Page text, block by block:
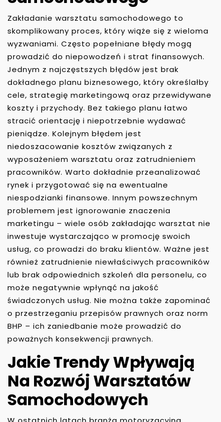
Zakładanie warsztatu samochodowego to
skomplikowany proces, który wiąże się z wieloma
wyzwaniami. Często popełniane błędy mogą
prowadzić do niepowodzeń i strat finansowych.
Jednym z najczęstszych błędów jest brak
dokładnego planu biznesowego, który określałby
cele, strategię marketingową oraz przewidywane
koszty i przychody. Bez takiego planu łatwo
stracić orientację i niepotrzebnie wydawać
pieniądze. Kolejnym błędem jest
niedoszacowanie kosztów związanych z
wyposażeniem warsztatu oraz zatrudnieniem
pracowników. Warto dokładnie przeanalizować
rynek i przygotować się na ewentualne
niespodzianki finansowe. Innym powszechnym
problemem jest ignorowanie znaczenia
marketingu – wiele osób zakładając warsztat nie
inwestuje wystarczająco w promocję swoich
usług, co prowadzi do braku klientów. Ważne jest
również zatrudnienie niewłaściwych pracowników
lub brak odpowiednich szkoleń dla personelu, co
może negatywnie wpłynąć na jakość
świadczonych usług. Nie można także zapominać
o przestrzeganiu przepisów prawnych oraz norm
BHP – ich zaniedbanie może prowadzić do
poważnych konsekwencji prawnych.
Jakie Trendy Wpływają
Na Rozwój Warsztatów
Samochodowych